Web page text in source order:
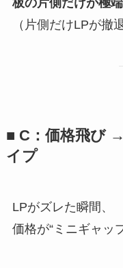
（片側だけLPが撤
■ C：価格飛び
イプ
LPがズレた瞬間、
価格が“ミニギャッ